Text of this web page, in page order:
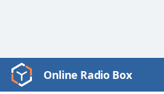
Video
Online Radio Box